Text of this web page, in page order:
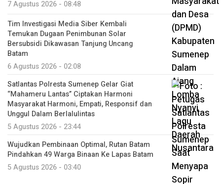
7 Agustus 2026 - 08:48
Tim Investigasi Media Siber Kembali
Temukan Dugaan Penimbunan Solar
Bersubsidi Dikawasan Tanjung Uncang
Batam
6 Agustus 2026 - 02:08
Satlantas Polresta Sumenep Gelar Giat
“Mahameru Lantas” Ciptakan Harmoni
Masyarakat Harmoni, Empati, Responsif dan
Unggul Dalam Berlalulintas
5 Agustus 2026 - 23:44
Wujudkan Pembinaan Optimal, Rutan Batam
Pindahkan 49 Warga Binaan Ke Lapas Batam
5 Agustus 2026 - 03:40